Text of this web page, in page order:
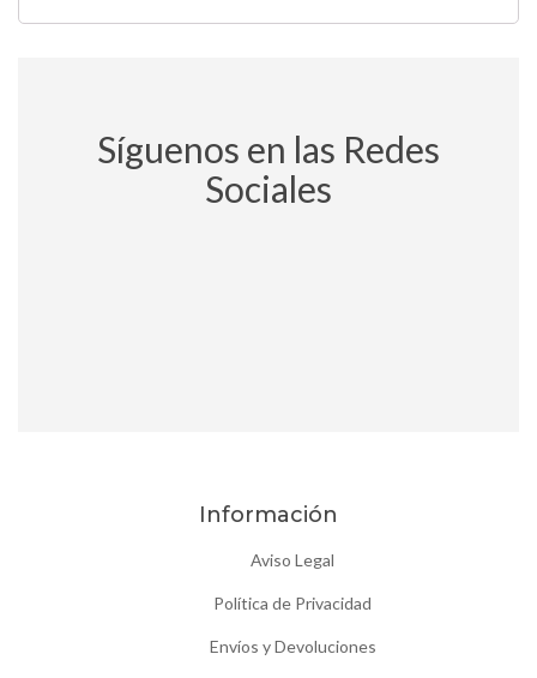
Síguenos en las Redes
Sociales
Información
Aviso Legal
Política de Privacidad
Envíos y Devoluciones